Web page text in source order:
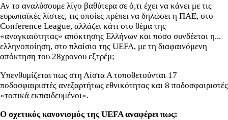
Αν το αναλύσουμε λίγο βαθύτερα σε ό,τι έχει να κάνει με τις
ευρωπαϊκές λίστες, τις οποίες πρέπει να δηλώσει η ΠΑΕ, στο
Conference League, αλλάζει κάτι στο θέμα της
«αναγκαιότητας» απόκτησης Ελλήνων και πόσο συνδέεται η...
ελληνοποίηση, στο πλαίσιο της UEFA, με τη διαφαινόμενη
απόκτηση του 28χρονου εξτρέμ;
Υπενθυμίζεται πως στη Λίστα Α τοποθετούνται 17
ποδοσφαιριστές ανεξαρτήτως εθνικότητας και 8 ποδοσφαιριστές
«τοπικά εκπαιδευμένοι».
Ο σχετικός κανονισμός της UEFA αναφέρει πως: